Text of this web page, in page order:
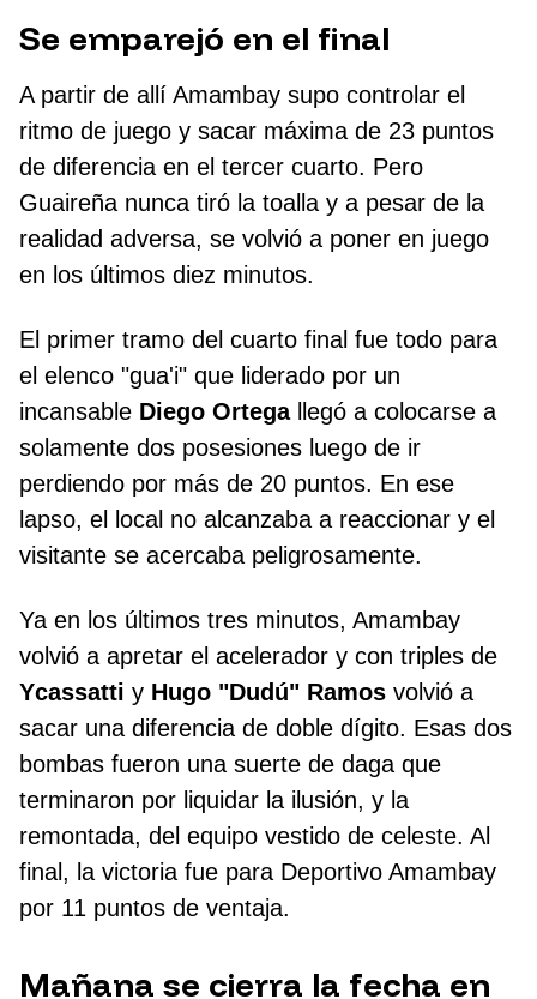
Se emparejó en el final
A partir de allí Amambay supo controlar el
ritmo de juego y sacar máxima de 23 puntos
de diferencia en el tercer cuarto. Pero
Guaireña nunca tiró la toalla y a pesar de la
realidad adversa, se volvió a poner en juego
en los últimos diez minutos.
El primer tramo del cuarto final fue todo para
el elenco "gua'i" que liderado por un
incansable Diego Ortegallegó a colocarse a
solamente dos posesiones luego de ir
perdiendo por más de 20 puntos. En ese
lapso, el local no alcanzaba a reaccionar y el
visitante se acercaba peligrosamente.
Ya en los últimos tres minutos, Amambay
volvió a apretar el acelerador y con triples de
Ycassatti y Hugo "Dudú" Ramos volvió a
sacar una diferencia de doble dígito. Esas dos
bombas fueron una suerte de daga que
terminaron por liquidar la ilusión, y la
remontada, del equipo vestido de celeste. Al
final, la victoria fue para Deportivo Amambay
por 11 puntos de ventaja.
Mañana se cierra la fecha en